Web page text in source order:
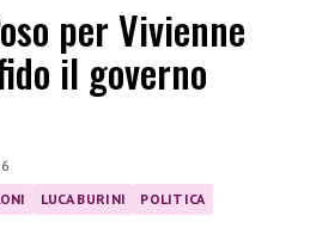
per Vivienne
il governo
LUCA BURINI
POLITICA